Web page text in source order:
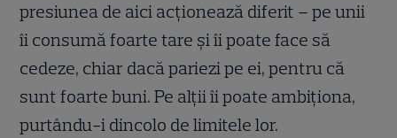
presiunea de aici acționează diferit – pe unii
îi consumă foarte tare și îi poate face să
cedeze, chiar dacă pariezi pe ei, pentru că
sunt foarte buni. Pe alții îi poate ambiționa,
purtându-i dincolo de limitele lor.